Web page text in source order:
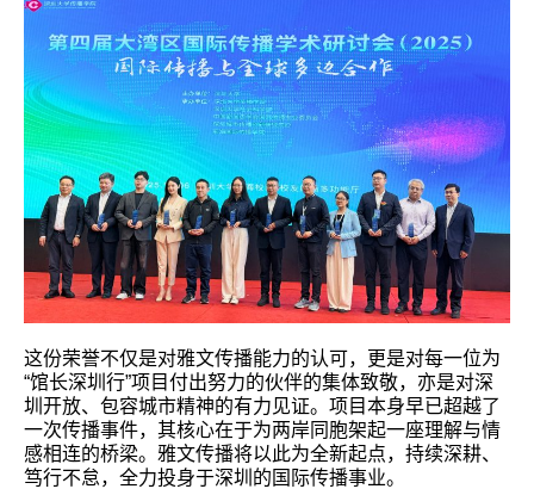
这份荣誉不仅是对雅文传播能力的认可，更是对每一位为
“馆长深圳行”项目付出努力的伙伴的集体致敬，亦是对深
圳开放、包容城市精神的有力见证。项目本身早已超越了
一次传播事件，其核心在于为两岸同胞架起一座理解与情
感相连的桥梁。雅文传播将以此为全新起点，持续深耕、
笃行不怠，全力投身于深圳的国际传播事业。